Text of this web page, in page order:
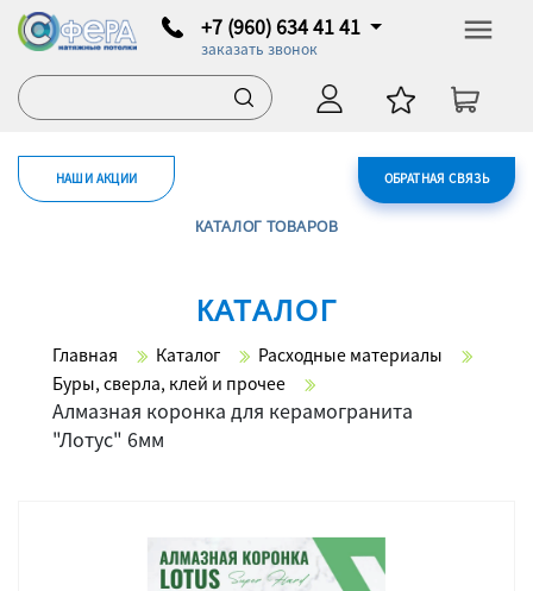
+7 (960) 634 41 41
заказать звонок
ОБРАТНАЯ СВЯЗЬ
НАШИ АКЦИИ
КАТАЛОГ ТОВАРОВ
КАТАЛОГ
Главная Каталог
Расходные материалы
Буры, сверла, клей и прочее
Алмазная коронка для керамогранита
"Лотус" 6мм